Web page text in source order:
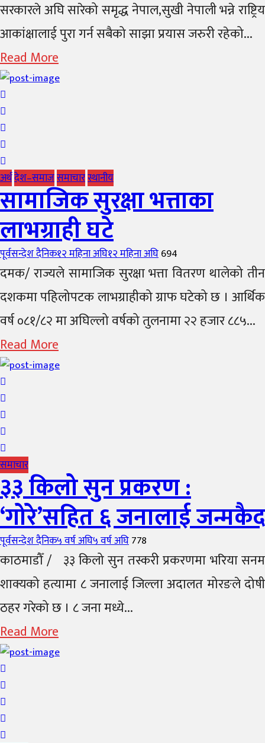
सरकारले अघि सारेको समृद्ध नेपाल,सुखी नेपाली भन्ने राष्ट्रिय
आकांक्षालाई पुरा गर्न सबैको साझा प्रयास जरुरी रहेको...
Read More
अर्थदेश–समाजसमाचारस्थानीय
सामाजिक सुरक्षा भत्ताका
लाभग्राही घटे
Author
पूर्वसन्देश दैनिकPosted
on
१२ महिना अघि१२ महिना अघि694
दमक/ राज्यले सामाजिक सुरक्षा भत्ता वितरण थालेको तीन
दशकमा पहिलोपटक लाभग्राहीको ग्राफ घटेको छ । आर्थिक
वर्ष ०८१/८२ मा अघिल्लो वर्षको तुलनामा २२ हजार ८८५...
Read More
समाचार
३३ किलो सुन प्रकरण :
‘गोरे’सहित ६ जनालाई जन्मकैद
Author
पूर्वसन्देश दैनिकPosted
on
५ वर्ष अघि५ वर्ष अघि778
काठमाडौँ / ३३ किलो सुन तस्करी प्रकरणमा भरिया सनम
शाक्यको हत्यामा ८ जनालाई जिल्ला अदालत मोरङले दोषी
ठहर गरेको छ । ८ जना मध्ये...
Read More